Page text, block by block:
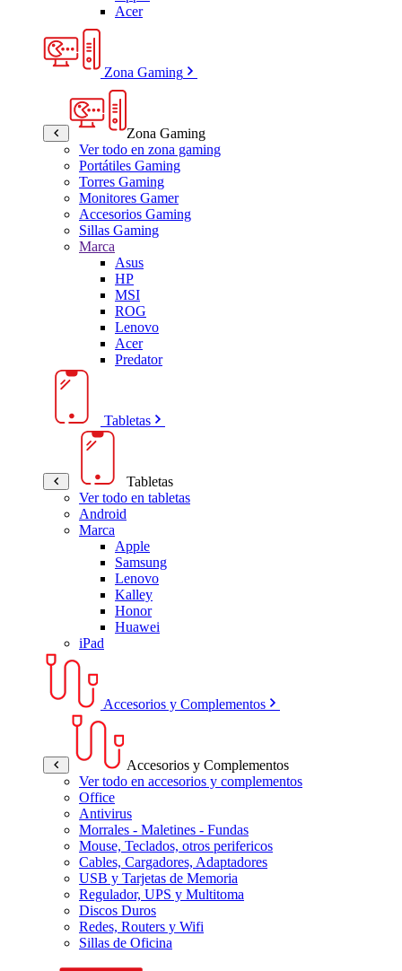
Acer
Zona Gaming
Zona Gaming
Ver todo en zona gaming
Portátiles Gaming
Torres Gaming
Monitores Gamer
Accesorios Gaming
Sillas Gaming
Marca
Asus
HP
MSI
ROG
Lenovo
Acer
Predator
Tabletas
Tabletas
Ver todo en tabletas
Android
Marca
Apple
Samsung
Lenovo
Kalley
Honor
Huawei
iPad
Accesorios y Complementos
Accesorios y Complementos
Ver todo en accesorios y complementos
Office
Antivirus
Morrales - Maletines - Fundas
Mouse, Teclados, otros perifericos
Cables, Cargadores, Adaptadores
USB y Tarjetas de Memoria
Regulador, UPS y Multitoma
Discos Duros
Redes, Routers y Wifi
Sillas de Oficina